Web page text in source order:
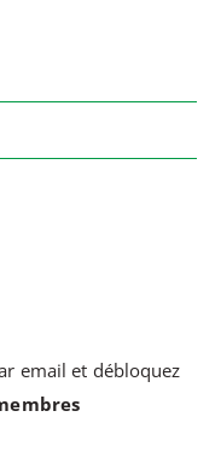
email et débloquez